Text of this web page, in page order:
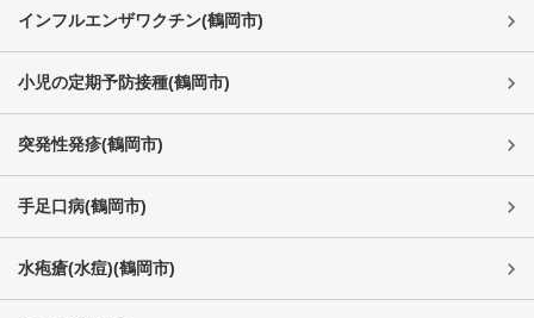
インフルエンザワクチン(鶴岡市)
小児の定期予防接種(鶴岡市)
突発性発疹(鶴岡市)
手足口病(鶴岡市)
水疱瘡(水痘)(鶴岡市)